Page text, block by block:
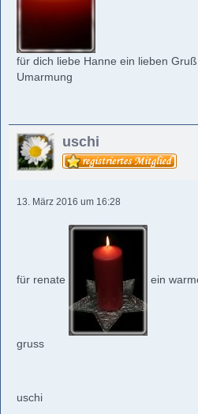
für dich liebe Hanne ein lieben
Umarmung
uschi
13. März 2016 um 16:28
für renate ein
gruss
uschi